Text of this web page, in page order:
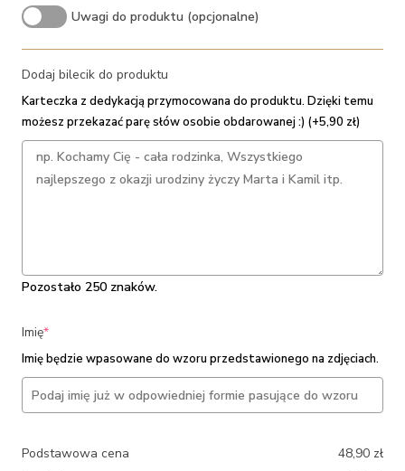
Uwagi do produktu (opcjonalne)
Dodaj bilecik do produktu
Karteczka z dedykacją przymocowana do produktu. Dzięki temu
możesz przekazać parę słów osobie obdarowanej :) (+5,90 zł)
Pozostało 250 znaków.
Imię*(required)
Imię będzie wpasowane do wzoru przedstawionego na zdjęciach.
Podstawowa cena 48,90 zł